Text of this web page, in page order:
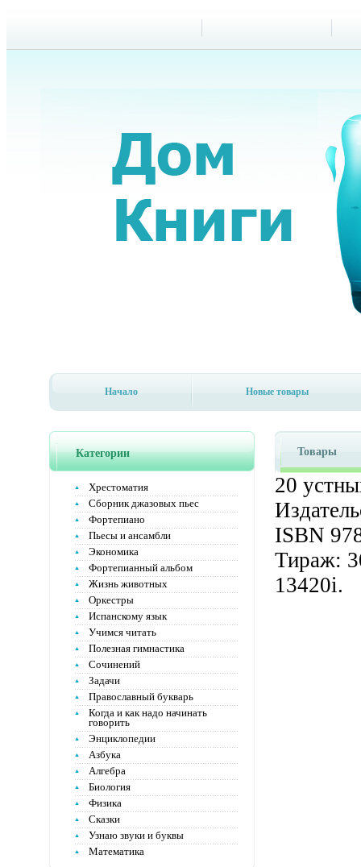
Начало Новые товары
Категории
Хрестоматия
Сборник джазовых пьес
Фортепиано
Пьесы и ансамбли
Экономика
Фортепианный альбом
Жизнь животных
Оркестры
Испанскому язык
Учимся читать
Полезная гимнастика
Сочинений
Задачи
Православный букварь
Когда и как надо начинать
говорить
Энциклопедии
Азбука
Алгебра
Биология
Физика
Сказки
Узнаю звуки и буквы
Математика
Товары
20
ISBN
Тираж:
13420i.